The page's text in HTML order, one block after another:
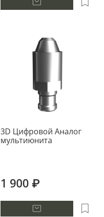
3D Цифровой Аналог
мультиюнита
1 900 ₽